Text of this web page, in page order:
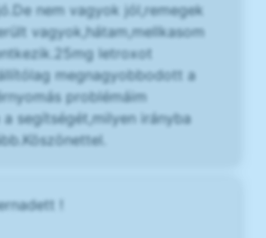
nem vagyok jól,remegek
vagyok,hátam,mellkasom
letroxot
megnagyobbodott a
problémáim
a segítségét,milyen irányba
!